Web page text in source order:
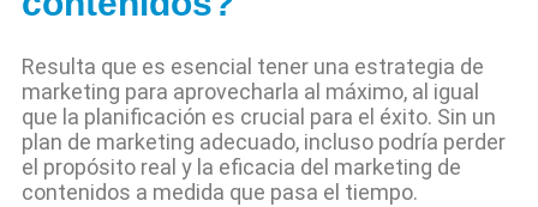
Resulta que es esencial tener una estrategia de
marketing para aprovecharla al máximo, al igual
que la planificación es crucial para el éxito. Sin un
plan de marketing adecuado, incluso podría perder
el propósito real y la eficacia del marketing de
contenidos a medida que pasa el tiempo.